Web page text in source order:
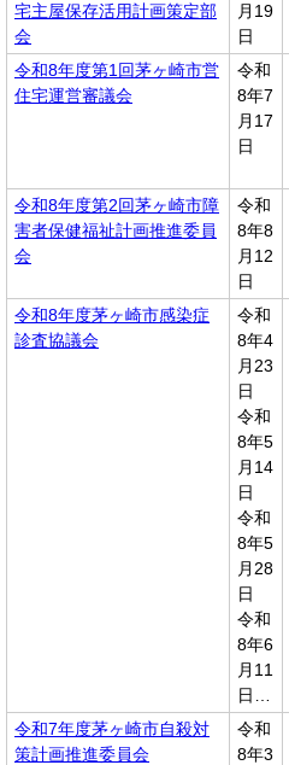
宅主屋保存活用計画策定部
会
月19
日
令和8年度第1回茅ヶ崎市営
住宅運営審議会
令和
8年7
月17
日
令和8年度第2回茅ヶ崎市障
害者保健福祉計画推進委員
会
令和
8年8
月12
日
令和8年度茅ヶ崎市感染症
診査協議会
令和
8年4
月23
日
令和
8年5
月14
日
令和
8年5
月28
日
令和
8年6
月11
日…
令和7年度茅ヶ崎市自殺対
策計画推進委員会
令和
8年3